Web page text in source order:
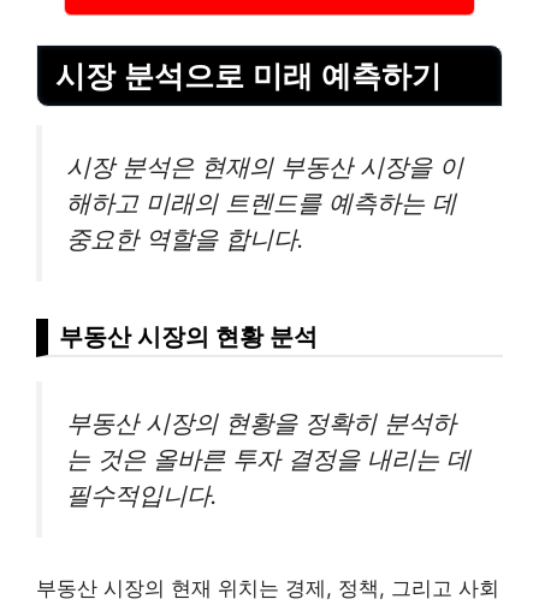
시장 분석으로 미래 예측하기
시장 분석은 현재의 부동산 시장을 이
해하고 미래의 트렌드를 예측하는 데
중요한 역할을 합니다.
부동산 시장의 현황 분석
부동산 시장의 현황을 정확히 분석하
는 것은 올바른 투자 결정을 내리는 데
필수적입니다.
부동산 시장의 현재 위치는 경제, 정책, 그리고 사회